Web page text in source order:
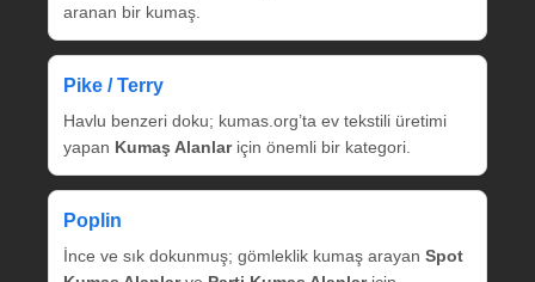
aranan bir kumaş.
Pike / Terry
Havlu benzeri doku; kumas.org’ta ev tekstili üretimi
yapan Kumaş Alanlariçin önemli bir kategori.
Poplin
İnce ve sık dokunmuş; gömleklik kumaş arayan Spot